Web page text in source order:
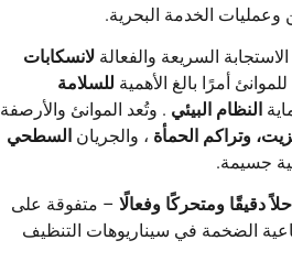
الخدمة البحرية.
الاستجابة السريعة والفعالة لانسكابات
أمرًا بالغ الأهمية للسلامة
النظام البيئي . وتُعد الموانئ والأرصفة
وتراكم الحمأة ، والجريان السطحي
جسيمة.
حلاً دقيقًا ومتحركًا وفعالًا – متفوقة على
الضخمة في سيناريوهات التنظيف